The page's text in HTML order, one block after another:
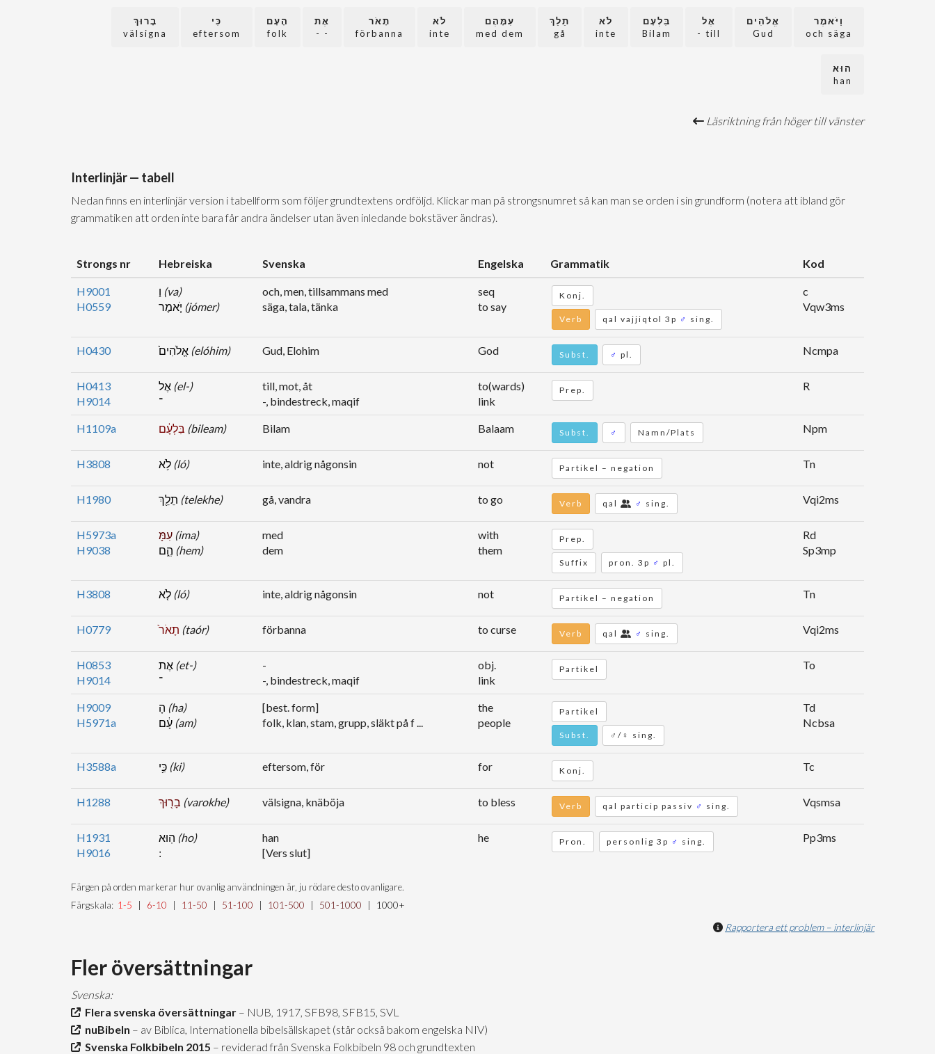
וַיֹּאמֶר
och säga
אֱלֹהִים
Gud
אֶל
till -
בִּלְעָם
Bilam
לֹא
inte
תֵלֵךְ
gå
עִמָּהֶם
med dem
לֹא
inte
תָאֹר
förbanna
אֶת
- -
הָעָם
folk
כִּי
eftersom
בָרוּךְ
välsigna
הוּא
han
Läsriktning från höger till vänster
Interlinjär — tabell
Nedan finns en interlinjär version i tabellform som följer grundtextens ordföljd. Klickar man på strongsnumret så kan man se orden i sin grundform (notera att ibland gör
grammatiken att orden inte bara får andra ändelser utan även inledande bokstäver ändras).
Strongs nr Hebreiska Svenska Engelska Grammatik Kod
H9001
H0559
(va)
(jómer)
och, men, tillsammans med
säga, tala, tänka
seq
to say
Konj.
Verb qal vajjiqtol 3p ♂ sing.
c
Vqw3ms
H0430 (elóhim) Gud, Elohim God Subst. ♂ pl. Ncmpa
H0413
H9014
(el-)
־
till, mot, åt
-, bindestreck, maqif
to(wards)
link
Prep. R
H1109a (bileam) Bilam Balaam Subst. ♂ Namn/Plats Npm
H3808 (ló) inte, aldrig någonsin not Partikel – negation Tn
H1980 (telekhe) gå, vandra to go Verb qal ♂ sing. Vqi2ms
H5973a
H9038
(ima)
(hem)
med
dem
with
them
Prep.
Suffix pron. 3p ♂ pl.
Rd
Sp3mp
H3808 (ló) inte, aldrig någonsin not Partikel – negation Tn
H0779 (taór) förbanna to curse Verb qal ♂ sing. Vqi2ms
H0853
H9014
(et-)
־
-
-, bindestreck, maqif
obj.
link
Partikel To
H9009
H5971a
(ha)
(am)
[best. form]
folk, klan, stam, grupp, släkt på f ...
the
people
Partikel
Subst. ♂/♀ sing.
Td
Ncbsa
H3588a (ki) eftersom, för for Konj. Tc
H1288 (varokhe) välsigna, knäböja to bless Verb qal particip passiv ♂ sing. Vqsmsa
H1931
H9016
(ho)
han
[Vers slut]
he Pron. personlig 3p ♂ sing. Pp3ms
Färgen på orden markerar hur ovanlig användningen är, ju rödare desto ovanligare.
Färgskala: 1-5 6-10 11-50 51-100 101-500 501-1000 1000+
Rapportera ett problem – interlinjär
Fler översättningar
Svenska:
Flera svenska översättningar – NUB, 1917, SFB98, SFB15, SVL
nuBibeln – av Biblica, Internationella bibelsällskapet (står också bakom engelska NIV)
Svenska Folkbibeln 2015 – reviderad från Svenska Folkbibeln 98 och grundtexten